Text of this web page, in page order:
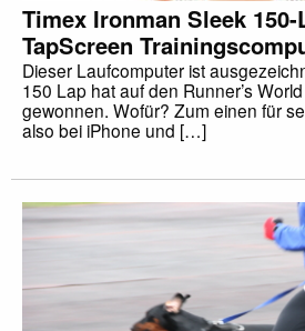
Timex Ironman Sleek
TapScreen
Dieser Laufcomputer ist
150 Lap hat auf den Runner’s
gewonnen. Wofür? Zum einen für
also bei iPhone und […]